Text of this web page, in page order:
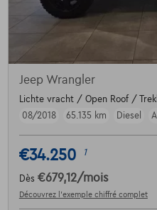
Jeep Wrangler
Lichte vracht / Open Roof /
08/2018
65.135 km Diesel
€34.250 1
Dès €679,12/mois
Découvrez l’exemple chiffré complet